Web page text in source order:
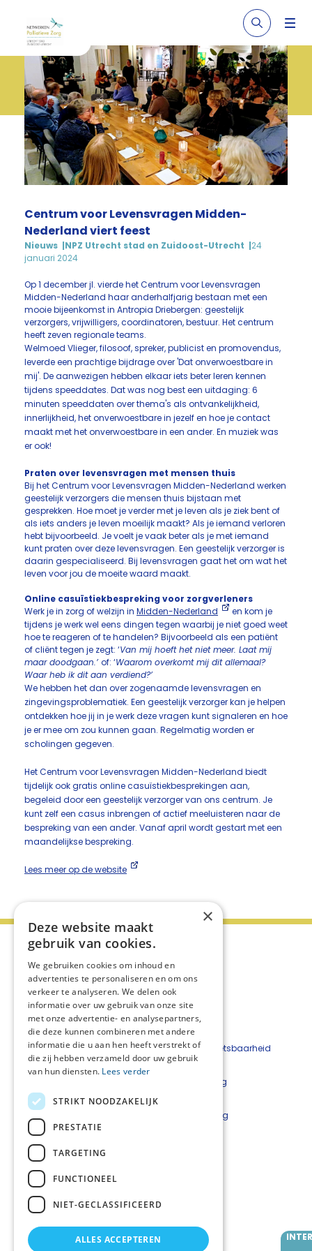
Centrum voor Levensvragen Midden-
Nederland viert feest
Nieuws NPZ Utrecht stad en Zuidoost-Utrecht
24
januari 2024
Op 1 december jl. vierde het Centrum voor Levensvragen
Midden-Nederland haar anderhalfjarig bestaan met een
mooie bijeenkomst in Antropia Driebergen: geestelijk
verzorgers, vrijwilligers, coordinatoren, bestuur. Het centrum
heeft zeven regionale teams.
Welmoed Vlieger, filosoof, spreker, publicist en promovendus,
leverde een prachtige bijdrage over 'Dat onverwoestbare in
mij'. De aanwezigen hebben elkaar iets beter leren kennen
tijdens speeddates. Dat was nog best een uitdaging: 6
minuten speeddaten over thema's als ontvankelijkheid,
innerlijkheid, het onverwoestbare in jezelf en hoe je contact
maakt met het onverwoestbare in een ander. En muziek was
er ook!
Praten over levensvragen met mensen thuis
Bij het Centrum voor Levensvragen Midden-Nederland werken
geestelijk verzorgers die mensen thuis bijstaan met
gesprekken. Hoe moet je verder met je leven als je ziek bent of
als iets anders je leven moeilijk maakt? Als je iemand verloren
hebt bijvoorbeeld. Je voelt je vaak beter als je met iemand
kunt praten over deze levensvragen. Een geestelijk verzorger is
daarin gespecialiseerd. Bij levensvragen gaat het om wat het
leven voor jou de moeite waard maakt.
Online casuïstiekbespreking voor zorgverleners
Werk je in zorg of welzijn in Midden-Nederland
en kom je
tijdens je werk wel eens dingen tegen waarbij je niet goed weet
hoe te reageren of te handelen? Bijvoorbeeld als een patiënt
of cliënt tegen je zegt: ‘Van mij hoeft het niet meer. Laat mij
maar doodgaan.’of: ‘Waarom overkomt mij dit allemaal?
Waar heb ik dit aan verdiend?’
We hebben het dan over zogenaamde levensvragen en
zingevingsproblematiek. Een geestelijk verzorger kan je helpen
ontdekken hoe jij in je werk deze vragen kunt signaleren en hoe
je er mee om zou kunnen gaan. Regelmatig worden er
scholingen gegeven.
Het Centrum voor Levensvragen Midden-Nederland biedt
tijdelijk ook gratis online casuïstiekbesprekingen aan,
begeleid door een geestelijk verzorger van ons centrum. Je
kunt zelf een casus inbrengen of actief meeluisteren naar de
bespreking van een ander. Vanaf april wordt gestart met een
maandelijkse bespreking.
Lees meer op de website
Beveiligingskwetsbaarheid
melden
Cookieverklaring
Disclaimer
Privacyverklaring
Netwerkcoördinatoren
Lars Luijkx
l.luijkx@careyn.nl
Mirjam Velting
m.velting@careyn.nl
×
Deze website maakt
gebruik van cookies.
We gebruiken cookies om inhoud en
advertenties te personaliseren en om ons
verkeer te analyseren. We delen ook
informatie over uw gebruik van onze site
met onze advertentie- en analysepartners,
die deze kunnen combineren met andere
informatie die u aan hen heeft verstrekt of
die zij hebben verzameld door uw gebruik
van hun diensten. Lees verder
STRIKT NOODZAKELIJK
PRESTATIE
TARGETING
FUNCTIONEEL
NIET-GECLASSIFICEERD
ALLES ACCEPTEREN